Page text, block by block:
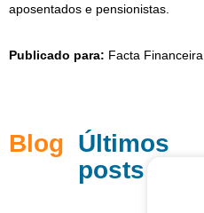
aposentados e pensionistas.
Publicado para: Facta Financeira
Blog Últimos
posts